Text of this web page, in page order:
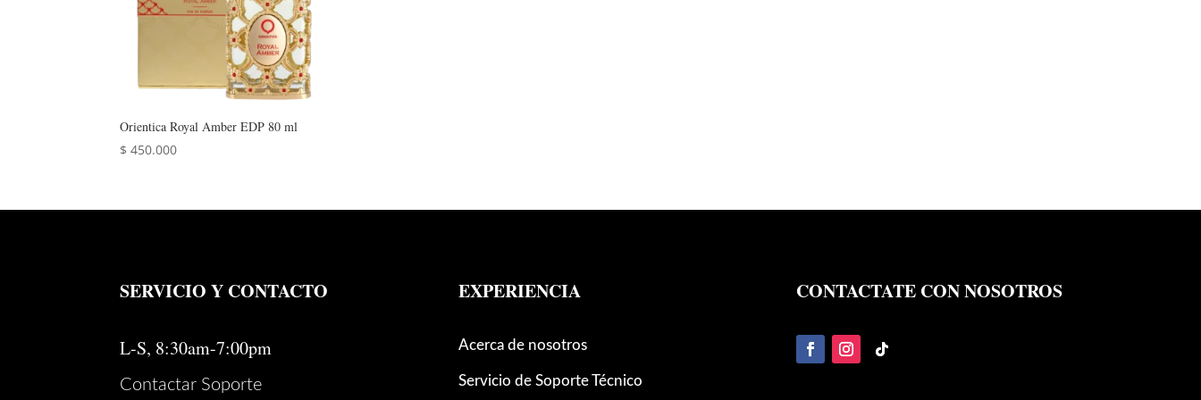
Orientica Royal Amber EDP 80 ml
$ 450.000
SERVICIO Y CONTACTO
L-S, 8:30am-7:00pm
Contactar Soporte
EXPERIENCIA
Acerca de nosotros
Servicio de Soporte Técnico
CONTACTATE CON NOSOTROS